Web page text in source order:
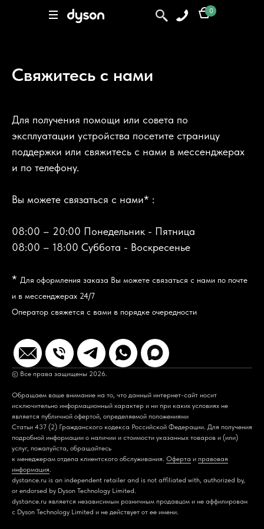
0
0
Свяжитесь с нами
Для получения помощи или совета по
эксплуатации устройства посетите страницу
поддержки или свяжитесь с нами в мессенджерах
и по телефону.
Вы можете связаться с нами* :
08:00 – 20:00 Понедельник - Пятница
08:00 – 18:00 Суббота - Воскресенье
* Для оформления заказа Вы можете связаться с нами по почте
и в мессенджерах 24/7
Оператор свяжется с вами в порядке очередности
© Все права защищены 2026.
Обращаем ваше внимание на то, что данный интернет-сайт носит
исключительно информационный характер и ни при каких условиях не
является публичной офертой, определяемой положениями
Статьи 437 (2) Гражданского кодекса Российской Федерации. Для получения
подробной информации о наличии и стоимости указанных товаров и (или)
услуг, пожалуйста, обращайтесь
к менеджерам отдела клиентского обслуживания. Оферта и правовая
информация.
dystance.ru is an independent retailer and is not affiliated with, authorized by,
or endorsed by Dyson Technology Limited.
dystance.ru является независимым розничным продавцом и не аффилирован
с Dyson Technology Limited и не действует от ее имени.